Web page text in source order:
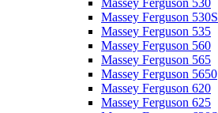
Massey Ferguson 530
Massey Ferguson 530S
Massey Ferguson 535
Massey Ferguson 560
Massey Ferguson 565
Massey Ferguson 5650
Massey Ferguson 620
Massey Ferguson 625